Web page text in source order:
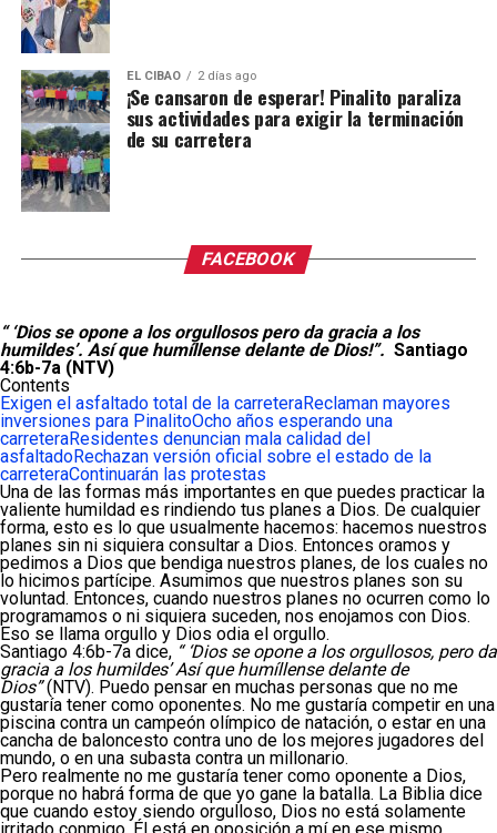
EL CIBAO 2 días ago
¡Se cansaron de esperar! Pinalito paraliza
sus actividades para exigir la terminación
de su carretera
FACEBOOK
“ ‘Dios se opone a los orgullosos pero da gracia a los
humildes’. Así que humíllense delante de Dios!”. Santiago
4:6b-7a (NTV)
Contents
Exigen el asfaltado total de la carreteraReclaman mayores
inversiones para PinalitoOcho años esperando una
carreteraResidentes denuncian mala calidad del
asfaltadoRechazan versión oficial sobre el estado de la
carreteraContinuarán las protestas
Una de las formas más importantes en que puedes practicar la
valiente humildad es rindiendo tus planes a Dios. De cualquier
forma, esto es lo que usualmente hacemos: hacemos nuestros
planes sin ni siquiera consultar a Dios. Entonces oramos y
pedimos a Dios que bendiga nuestros planes, de los cuales no
lo hicimos partícipe. Asumimos que nuestros planes son su
voluntad. Entonces, cuando nuestros planes no ocurren como lo
programamos o ni siquiera suceden, nos enojamos con Dios.
Eso se llama orgullo y Dios odia el orgullo.
Santiago 4:6b-7a dice, “ ‘Dios se opone a los orgullosos, pero da
gracia a los humildes’ Así que humíllense delante de
Dios”(NTV). Puedo pensar en muchas personas que no me
gustaría tener como oponentes. No me gustaría competir en una
piscina contra un campeón olímpico de natación, o estar en una
cancha de baloncesto contra uno de los mejores jugadores del
mundo, o en una subasta contra un millonario.
Pero realmente no me gustaría tener como oponente a Dios,
porque no habrá forma de que yo gane la batalla. La Biblia dice
que cuando estoy siendo orgulloso, Dios no está solamente